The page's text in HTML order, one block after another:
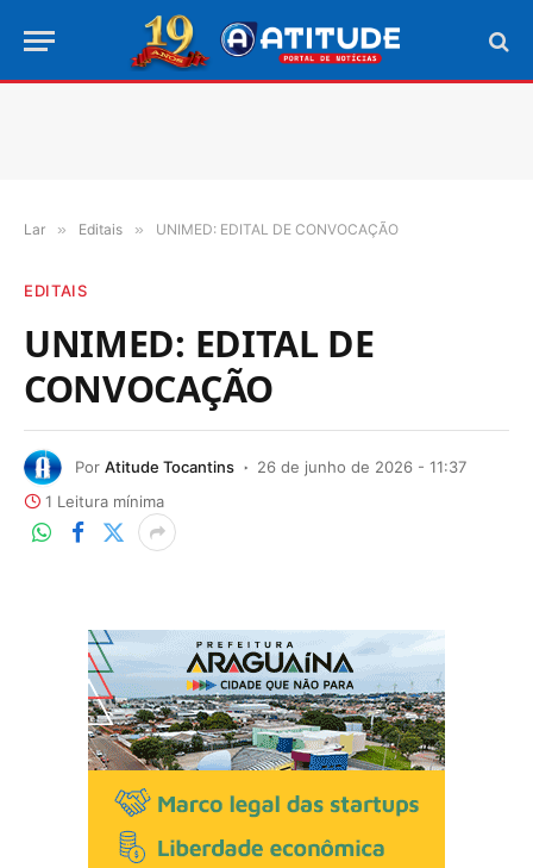
Lar » Editais » UNIMED: EDITAL DE CONVOCAÇÃO
EDITAIS
UNIMED: EDITAL DE
CONVOCAÇÃO
Por Atitude Tocantins
26 de junho de 2026 - 11:37
1 Leitura mínima